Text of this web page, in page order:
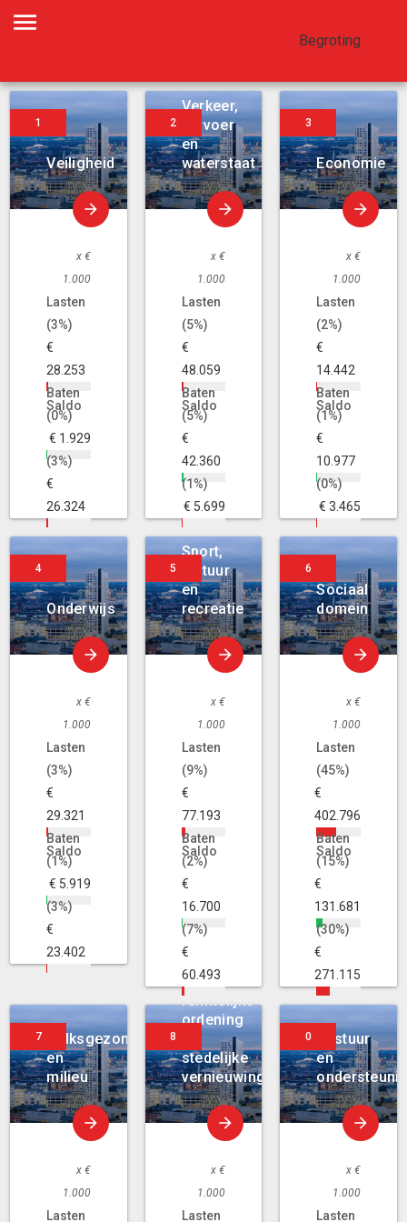
Begroting
Veiligheid
x €
1.000
Lasten
(3%)
€
28.253
Baten
(0%)
€ 1.929
Saldo
(3%)
€
26.324
Verkeer,
vervoer
en
waterstaat
x €
1.000
Lasten
(5%)
€
48.059
Baten
(5%)
€
42.360
Saldo
(1%)
€ 5.699
Economie
x €
1.000
Lasten
(2%)
€
14.442
Baten
(1%)
€
10.977
Saldo
(0%)
€ 3.465
Onderwijs
x €
1.000
Lasten
(3%)
€
29.321
Baten
(1%)
€ 5.919
Saldo
(3%)
€
23.402
Sport,
cultuur
en
recreatie
x €
1.000
Lasten
(9%)
€
77.193
Baten
(2%)
€
16.700
Saldo
(7%)
€
60.493
Sociaal
domein
x €
1.000
Lasten
(45%)
€
402.796
Baten
(15%)
€
131.681
Saldo
(30%)
€
271.115
Volksgezondheid
en
milieu
x €
1.000
Lasten
Volkshuisvesting,
ruimtelijke
ordening
stedelijke
vernieuwing
x €
1.000
Lasten
Bestuur
en
x €
1.000
Lasten